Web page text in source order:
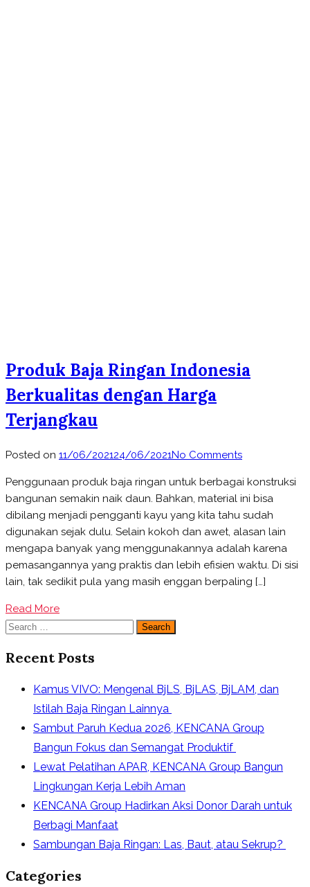
Produk Baja Ringan Indonesia
Berkualitas dengan Harga
Terjangkau
Posted on 11/06/202124/06/2021No Commentson
Baja
Ringan
Indonesia
Berkualitas
dengan
Harga
Terjangkau
Penggunaan produk baja ringan untuk berbagai konstruksi
bangunan semakin naik daun. Bahkan, material ini bisa
dibilang menjadi pengganti kayu yang kita tahu sudah
digunakan sejak dulu. Selain kokoh dan awet, alasan lain
mengapa banyak yang menggunakannya adalah karena
pemasangannya yang praktis dan lebih efisien waktu. Di sisi
lain, tak sedikit pula yang masih enggan berpaling […]
Read More
Search
Recent Posts
Kamus VIVO: Mengenal BjLS, BjLAS, BjLAM, dan
Istilah Baja Ringan Lainnya
Sambut Paruh Kedua 2026, KENCANA Group
Bangun Fokus dan Semangat Produktif
Lewat Pelatihan APAR, KENCANA Group Bangun
Lingkungan Kerja Lebih Aman
KENCANA Group Hadirkan Aksi Donor Darah untuk
Berbagi Manfaat
Sambungan Baja Ringan: Las, Baut, atau Sekrup?
Categories